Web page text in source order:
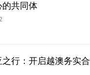
共同体
行：开启越澳务实合